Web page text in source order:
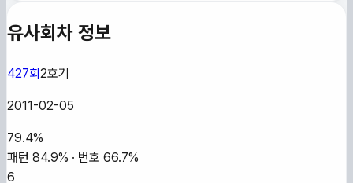
유사회차 정보
427회2호기
2011-02-05
79.4%
패턴 84.9% · 번호 66.7%
6